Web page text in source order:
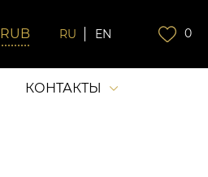
RU EN 0
КОНТАКТЫ